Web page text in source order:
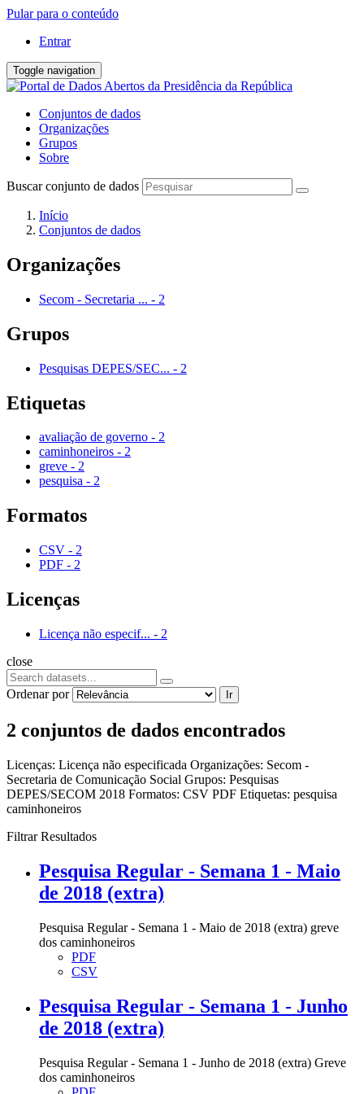
Pular para o conteúdo
Entrar
Toggle navigation
Conjuntos de dados
Organizações
Grupos
Sobre
Buscar conjunto de dados
Início
Conjuntos de dados
Organizações
Secom - Secretaria ... - 2
Grupos
Pesquisas DEPES/SEC... - 2
Etiquetas
avaliação de governo - 2
caminhoneiros - 2
greve - 2
pesquisa - 2
Formatos
CSV - 2
PDF - 2
Licenças
Licença não especif... - 2
close
Ordenar por Ir
2 conjuntos de dados encontrados
Licenças: Licença não especificada Organizações: Secom -
Secretaria de Comunicação Social Grupos: Pesquisas
DEPES/SECOM 2018 Formatos: CSV PDF Etiquetas: pesquisa
caminhoneiros
Filtrar Resultados
Pesquisa Regular - Semana 1 - Maio
de 2018 (extra)
Pesquisa Regular - Semana 1 - Maio de 2018 (extra) greve
dos caminhoneiros
PDF
CSV
Pesquisa Regular - Semana 1 - Junho
de 2018 (extra)
Pesquisa Regular - Semana 1 - Junho de 2018 (extra) Greve
dos caminhoneiros